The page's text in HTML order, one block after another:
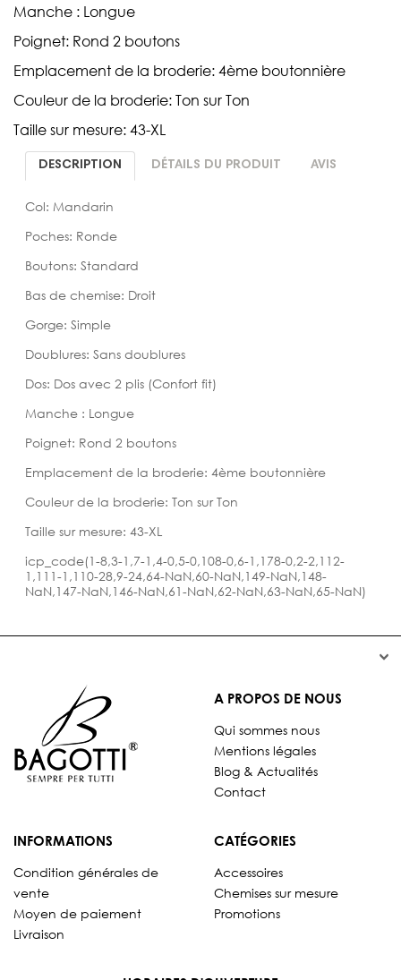
Manche : Longue
Poignet: Rond 2 boutons
Emplacement de la broderie: 4ème boutonnière
Couleur de la broderie: Ton sur Ton
Taille sur mesure: 43-XL
DESCRIPTION DÉTAILS DU PRODUIT AVIS
Col: Mandarin
Poches: Ronde
Boutons: Standard
Bas de chemise: Droit
Gorge: Simple
Doublures: Sans doublures
Dos: Dos avec 2 plis (Confort fit)
Manche : Longue
Poignet: Rond 2 boutons
Emplacement de la broderie: 4ème boutonnière
Couleur de la broderie: Ton sur Ton
Taille sur mesure: 43-XL
icp_code(1-8,3-1,7-1,4-0,5-0,108-0,6-1,178-0,2-2,112-
1,111-1,110-28,9-24,64-NaN,60-NaN,149-NaN,148-
NaN,147-NaN,146-NaN,61-NaN,62-NaN,63-NaN,65-NaN)


A PROPOS DE NOUS
Qui sommes nous
Mentions légales
Blog & Actualités
Contact
INFORMATIONS
Condition générales de
vente
Moyen de paiement
Livraison
CATÉGORIES
Accessoires
Chemises sur mesure
Promotions